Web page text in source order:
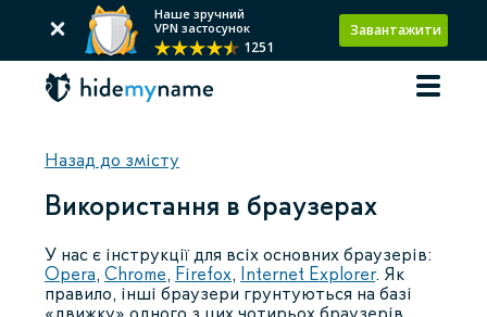
Наше зручний
VPN застосунок
1251
Завантажити
Назад до змісту
Використання в браузерах
У нас є інструкції для всіх основних браузерів:
Opera, Chrome, Firefox, Internet Explorer. Як
правило, інші браузери грунтуються на базі
«движку» одного з цих чотирьох браузерів,